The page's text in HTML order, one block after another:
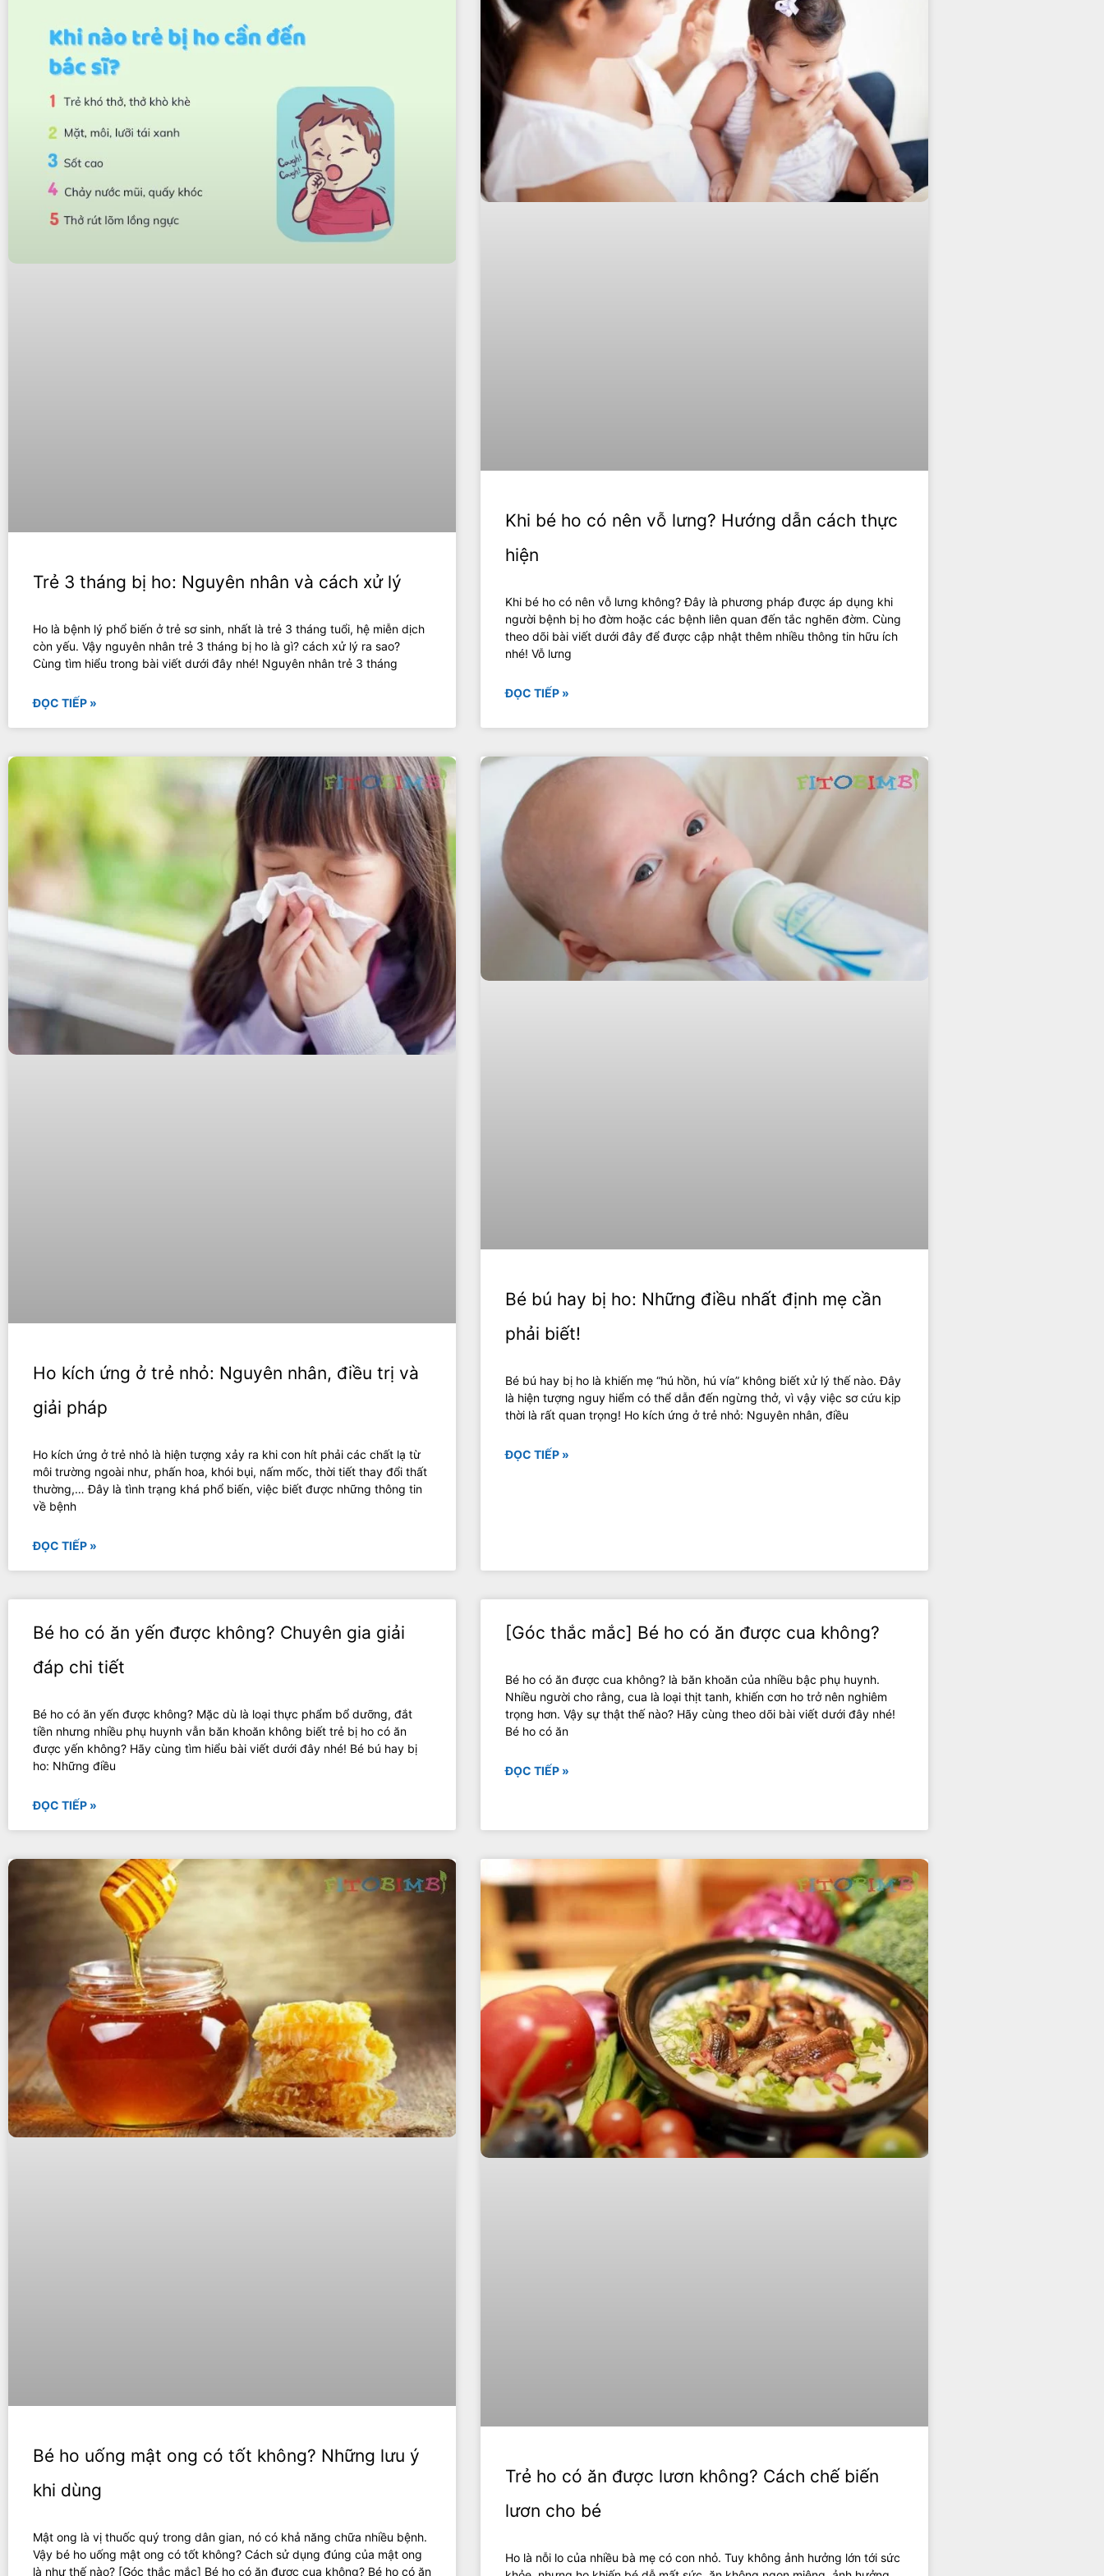
Trẻ 3 tháng bị ho: Nguyên nhân và cách xử lý
Ho là bệnh lý phổ biến ở trẻ sơ sinh, nhất là trẻ 3 tháng tuổi, hệ miễn dịch
còn yếu. Vậy nguyên nhân trẻ 3 tháng bị ho là gì? cách xử lý ra sao?
Cùng tìm hiểu trong bài viết dưới đây nhé! Nguyên nhân trẻ 3 tháng
ĐỌC TIẾP »
Khi bé ho có nên vỗ lưng? Hướng dẫn cách thực
hiện
Khi bé ho có nên vỗ lưng không? Đây là phương pháp được áp dụng khi
người bệnh bị ho đờm hoặc các bệnh liên quan đến tắc nghẽn đờm. Cùng
theo dõi bài viết dưới đây để được cập nhật thêm nhiều thông tin hữu ích
nhé! Vỗ lưng
ĐỌC TIẾP »
Ho kích ứng ở trẻ nhỏ: Nguyên nhân, điều trị và
giải pháp
Ho kích ứng ở trẻ nhỏ là hiện tượng xảy ra khi con hít phải các chất lạ từ
môi trường ngoài như, phấn hoa, khói bụi, nấm mốc, thời tiết thay đổi thất
thường,… Đây là tình trạng khá phổ biến, việc biết được những thông tin
về bệnh
ĐỌC TIẾP »
Bé bú hay bị ho: Những điều nhất định mẹ cần
phải biết!
Bé bú hay bị ho là khiến mẹ “hú hồn, hú vía” không biết xử lý thế nào. Đây
là hiện tượng nguy hiểm có thể dẫn đến ngừng thở, vì vậy việc sơ cứu kịp
thời là rất quan trọng! Ho kích ứng ở trẻ nhỏ: Nguyên nhân, điều
ĐỌC TIẾP »
Bé ho có ăn yến được không? Chuyên gia giải
đáp chi tiết
Bé ho có ăn yến được không? Mặc dù là loại thực phẩm bổ dưỡng, đắt
tiền nhưng nhiều phụ huynh vẫn băn khoăn không biết trẻ bị ho có ăn
được yến không? Hãy cùng tìm hiểu bài viết dưới đây nhé! Bé bú hay bị
ho: Những điều
ĐỌC TIẾP »
[Góc thắc mắc] Bé ho có ăn được cua không?
Bé ho có ăn được cua không? là băn khoăn của nhiều bậc phụ huynh.
Nhiều người cho rằng, cua là loại thịt tanh, khiến cơn ho trở nên nghiêm
trọng hơn. Vậy sự thật thế nào? Hãy cùng theo dõi bài viết dưới đây nhé!
Bé ho có ăn
ĐỌC TIẾP »
Bé ho uống mật ong có tốt không? Những lưu ý
khi dùng
Mật ong là vị thuốc quý trong dân gian, nó có khả năng chữa nhiều bệnh.
Vậy bé ho uống mật ong có tốt không? Cách sử dụng đúng của mật ong
là như thế nào? [Góc thắc mắc] Bé ho có ăn được cua không? Bé ho có ăn
Trẻ ho có ăn được lươn không? Cách chế biến
lươn cho bé
Ho là nỗi lo của nhiều bà mẹ có con nhỏ. Tuy không ảnh hưởng lớn tới sức